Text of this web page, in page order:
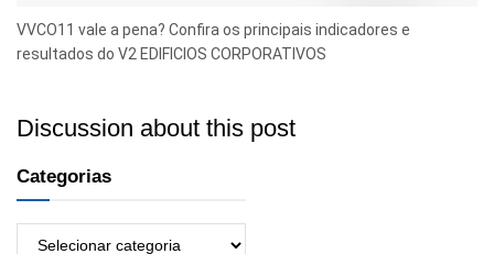
VVCO11 vale a pena? Confira os principais indicadores e
resultados do V2 EDIFICIOS CORPORATIVOS
Discussion about this post
Categorias